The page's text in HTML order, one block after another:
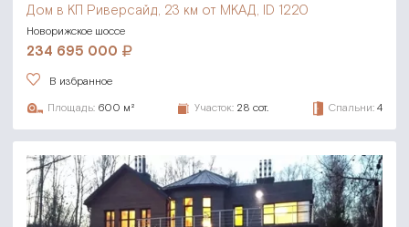
Дом в КП Риверсайд, 23 км от МКАД, ID 1220
Новорижское шоссе
234 695 000
В избранное
Площадь: 600 м² Участок: 28 сот. Спальни: 4